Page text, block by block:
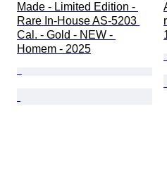
Made - Limited Edition -
Rare In-House AS-5203
Cal. - Gold - NEW -
Homem - 2025